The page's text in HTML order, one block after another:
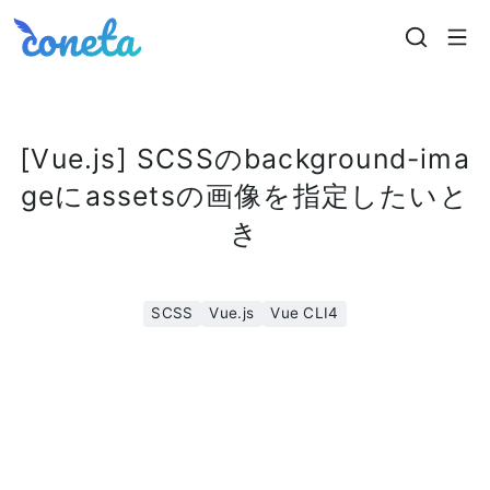
Coneta
[Vue.js] SCSSのbackground-ima
geにassetsの画像を指定したいと
き
SCSS Vue.js Vue CLI4